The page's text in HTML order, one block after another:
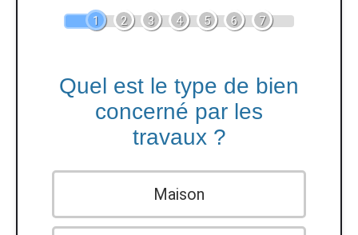
1 2 3 4 5 6 7
Quel est le type de bien
concerné par les
travaux ?
Maison